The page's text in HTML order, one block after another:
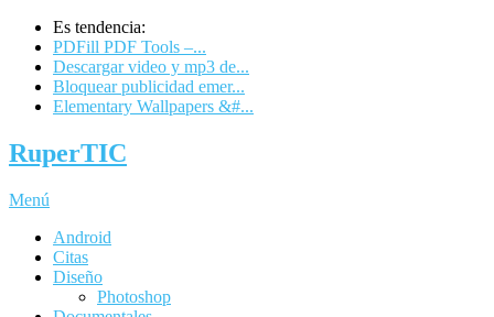
Es tendencia:
PDFill PDF Tools –...
Descargar video y mp3 de...
Bloquear publicidad emer...
Elementary Wallpapers &#...
RuperTIC
Menú
Android
Citas
Diseño
Photoshop